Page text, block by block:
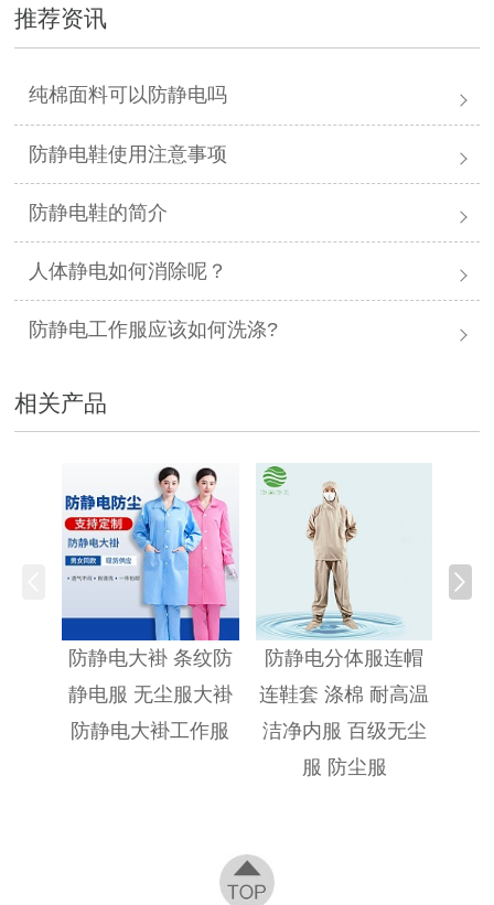
推荐资讯
纯棉面料可以防静电吗
防静电鞋使用注意事项
防静电鞋的简介
人体静电如何消除呢？
防静电工作服应该如何洗涤?
相关产品
防静电大褂 条纹防
静电服 无尘服大褂
防静电大褂工作服
防静电分体服连帽
连鞋套 涤棉 耐高温
洁净内服 百级无尘
服 防尘服
防